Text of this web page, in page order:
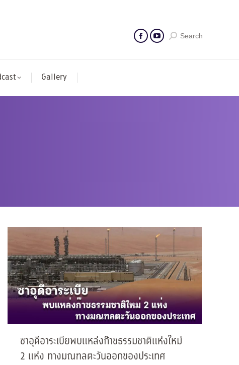
Search
Gallery
ซาอุดีอาระเบียพบแหล่งก๊าซธรรมชาติแห่งใหม่
2 แห่ง ทางมณฑลตะวันออกของประเทศ